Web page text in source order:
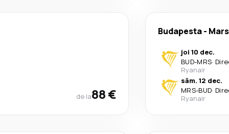
de la88 €
Budapesta-
joi 10 dec.
BUD-MRS·
Ryanair
sâm. 12 dec.
MRS-BUD·
Ryanair